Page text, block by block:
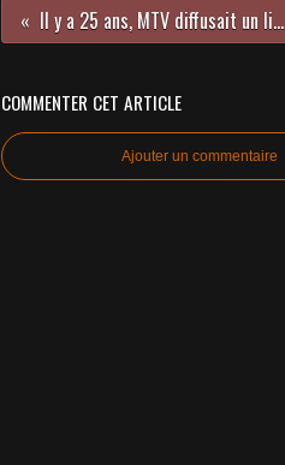
Il y a 25 ans, MTV diffusait un live d'anthologie.
COMMENTER CET ARTICLE
Ajouter un commentaire